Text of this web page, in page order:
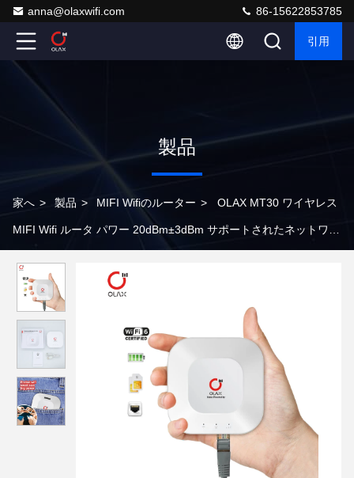
anna@olaxwifi.com 86-15622853785
引用
製品
家へ > 製品 > MIFI Wifiのルーター > OLAX MT30 ワイヤレス
MIFI Wifi ルータ パワー 20dBm±3dBm サポートされたネットワー